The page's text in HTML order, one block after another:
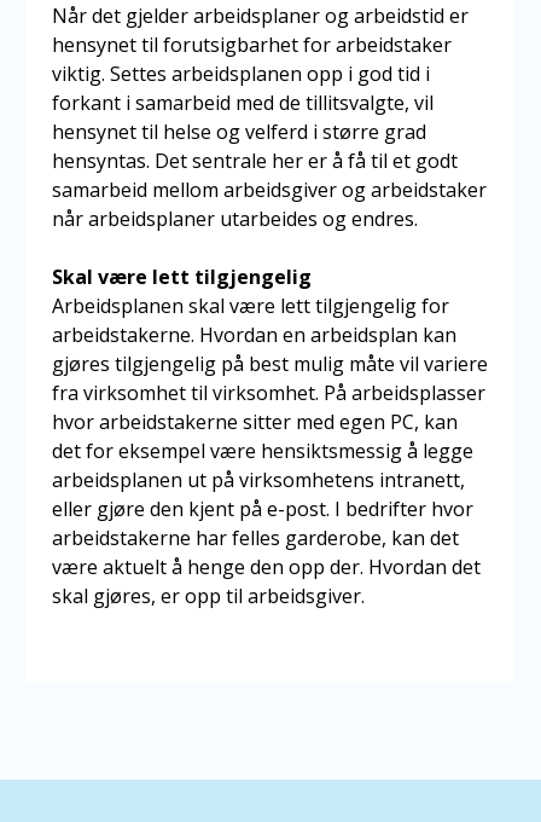
Når det gjelder arbeidsplaner og arbeidstid er
hensynet til forutsigbarhet for arbeidstaker
viktig. Settes arbeidsplanen opp i god tid i
forkant i samarbeid med de tillitsvalgte, vil
hensynet til helse og velferd i større grad
hensyntas. Det sentrale her er å få til et godt
samarbeid mellom arbeidsgiver og arbeidstaker
når arbeidsplaner utarbeides og endres.
Skal være lett tilgjengelig
Arbeidsplanen skal være lett tilgjengelig for
arbeidstakerne. Hvordan en arbeidsplan kan
gjøres tilgjengelig på best mulig måte vil variere
fra virksomhet til virksomhet. På arbeidsplasser
hvor arbeidstakerne sitter med egen PC, kan
det for eksempel være hensiktsmessig å legge
arbeidsplanen ut på virksomhetens intranett,
eller gjøre den kjent på e-post. I bedrifter hvor
arbeidstakerne har felles garderobe, kan det
være aktuelt å henge den opp der. Hvordan det
skal gjøres, er opp til arbeidsgiver.